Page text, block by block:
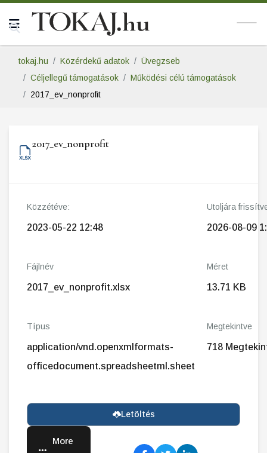
tokaj.hu Közérdekű adatok
Üvegzseb
Céljellegű támogatások
Működési célú támogatások
2017_ev_nonprofit
2017_ev_nonprofit
Közzétéve:
2023-05-22 12:48
Utoljára
2026-08-09
Fájlnév
2017_ev_nonprofit.xlsx
Méret
13.71 KB
Típus
application/vnd.openxmlformats-
officedocument.spreadsheetml.sheet
Megtekintve
718
Letöltés
More